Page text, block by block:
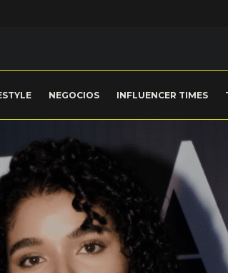
NEGOCIOS INFLUENCER TIMES